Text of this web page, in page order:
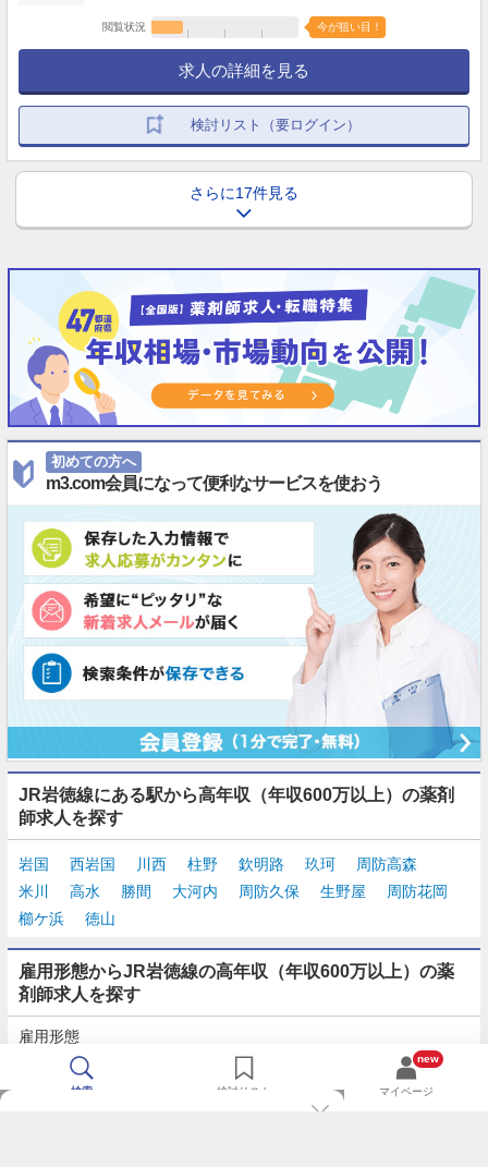
閲覧状況 今が狙い目！
求人の詳細を見る
検討リスト（要ログイン）
さらに17件見る
初めての方へ
m3.com会員になって便利なサービスを使おう
JR岩徳線にある駅から高年収（年収600万以上）の薬剤
師求人を探す
岩国 西岩国 川西 柱野 欽明路 玖珂
周防高森
米川
高水 勝間 大河内 周防久保 生野屋
周防花岡
櫛ケ浜
徳山
雇用形態からJR岩徳線の高年収（年収600万以上）の薬
剤師求人を探す
雇用形態
契約社員 パート・アルバイト
検索 検討リスト
new
マイページ